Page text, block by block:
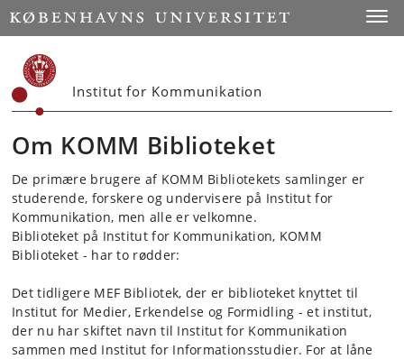
Start
Institut for Kommunikation
Om KOMM Biblioteket
De primære brugere af KOMM Bibliotekets samlinger er
studerende, forskere og undervisere på Institut for
Kommunikation, men alle er velkomne.
Biblioteket på Institut for Kommunikation, KOMM
Biblioteket - har to rødder:
Det tidligere MEF Bibliotek, der er biblioteket knyttet til
Institut for Medier, Erkendelse og Formidling - et institut,
der nu har skiftet navn til Institut for Kommunikation
sammen med Institut for Informationsstudier. For at låne